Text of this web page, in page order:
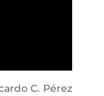
C. Pérez